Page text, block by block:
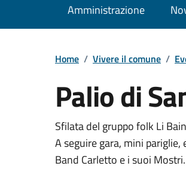
Amministrazione
Home / Vivere il comune /
Palio di
Dettaglio
Sfilata del gruppo folk Li
A seguire gara, mini
Band Carletto e i suoi Mostri.